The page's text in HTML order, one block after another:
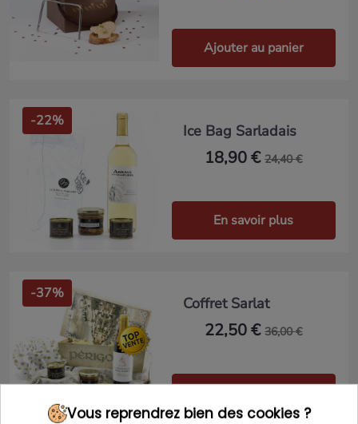
Ajouter au panier
Ice Bag Sarladais
18,90 € 24,40 €
En savoir plus
-22%
Coffret Sarlat
22,50 € 36,00 €
-37%
Vous reprendrez bien des cookies ?